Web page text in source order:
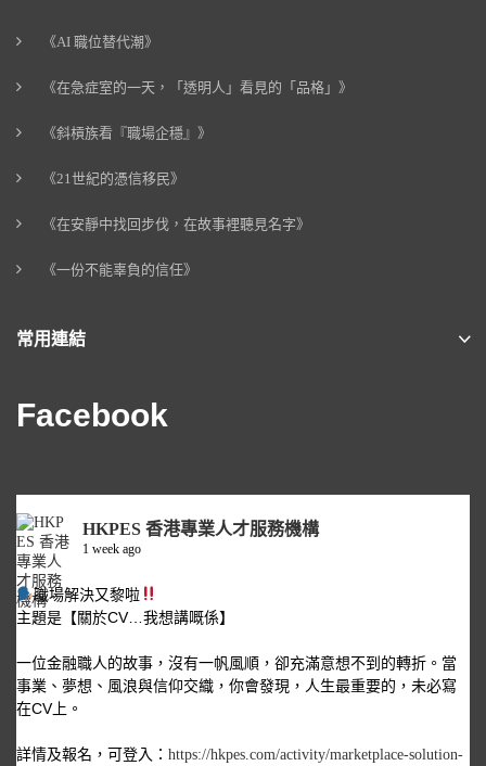
《AI 職位替代潮》
《在急症室的一天，「透明人」看見的「品格」》
《斜槓族看『職場企穩』》
《21世紀的憑信移民》
《在安靜中找回步伐，在故事裡聽見名字》
《一份不能辜負的信任》
常用連結
Facebook
HKPES 香港專業人才服務機構
1 week ago
職場解決又黎啦
主題是【關於CV…我想講嘅係】
一位金融職人的故事，沒有一帆風順，卻充滿意想不到的轉折。當
事業、夢想、風浪與信仰交織，你會發現，人生最重要的，未必寫
在CV上。
詳情及報名，可登入： https://hkpes.com/activity/marketplace-solution-